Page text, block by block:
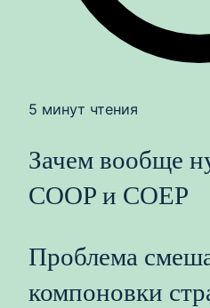
5 минут чтения
Зачем вообще
COOP и COEP
Проблема
компоновки